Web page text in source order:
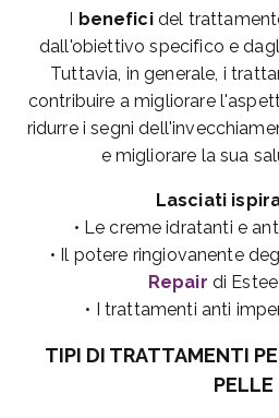
benefici del
dall'obiettivo specifico e
Tuttavia, in generale, i
contribuire a migliorare
ridurre i segni
e migliorare la sua
Lasciati
• Le creme idratanti e
• Il potere ringiovanente
Repair di
• I trattamenti anti
TIPI DI TRATTAMENTI
PELLE